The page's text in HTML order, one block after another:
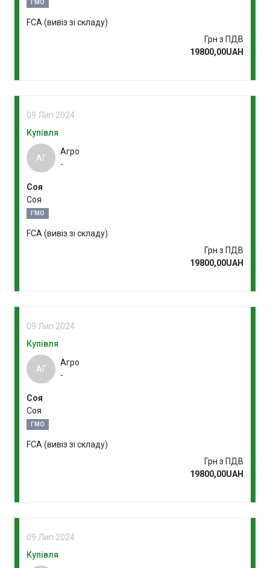
ГМО
FCA (вивіз зі складу)
Грн з ПДВ
19800,00UAH
09 Лип 2024
Купівля
АГ
Агро
-
Соя
Соя
ГМО
FCA (вивіз зі складу)
Грн з ПДВ
19800,00UAH
09 Лип 2024
Купівля
АГ
Агро
-
Соя
Соя
ГМО
FCA (вивіз зі складу)
Грн з ПДВ
19800,00UAH
09 Лип 2024
Купівля